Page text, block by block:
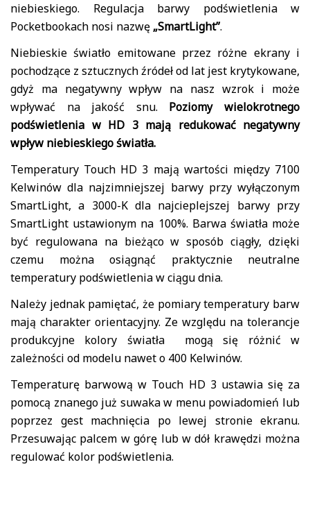
niebieskiego. Regulacja barwy podświetlenia w
Pocketbookach nosi nazwę „SmartLight”.
Niebieskie światło emitowane przez różne ekrany i
pochodzące z sztucznych źródeł od lat jest krytykowane,
gdyż ma negatywny wpływ na nasz wzrok i może
wpływać na jakość snu. Poziomy wielokrotnego
podświetlenia w HD 3 mają redukować negatywny
wpływ niebieskiego światła.
Temperatury Touch HD 3 mają wartości między 7100
Kelwinów dla najzimniejszej barwy przy wyłączonym
SmartLight, a 3000-K dla najcieplejszej barwy przy
SmartLight ustawionym na 100%. Barwa światła może
być regulowana na bieżąco w sposób ciągły, dzięki
czemu można osiągnąć praktycznie neutralne
temperatury podświetlenia w ciągu dnia.
Należy jednak pamiętać, że pomiary temperatury barw
mają charakter orientacyjny. Ze względu na tolerancje
produkcyjne kolory światła mogą się różnić w
zależności od modelu nawet o 400 Kelwinów.
Temperaturę barwową w Touch HD 3 ustawia się za
pomocą znanego już suwaka w menu powiadomień lub
poprzez gest machnięcia po lewej stronie ekranu.
Przesuwając palcem w górę lub w dół krawędzi można
regulować kolor podświetlenia.